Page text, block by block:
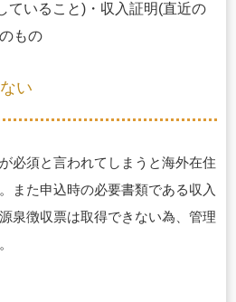
ていること)・収入証明(直近の
もの
い
必須と言われてしまうと海外在住
また申込時の必要書類である収入
泉徴収票は取得できない為、管理